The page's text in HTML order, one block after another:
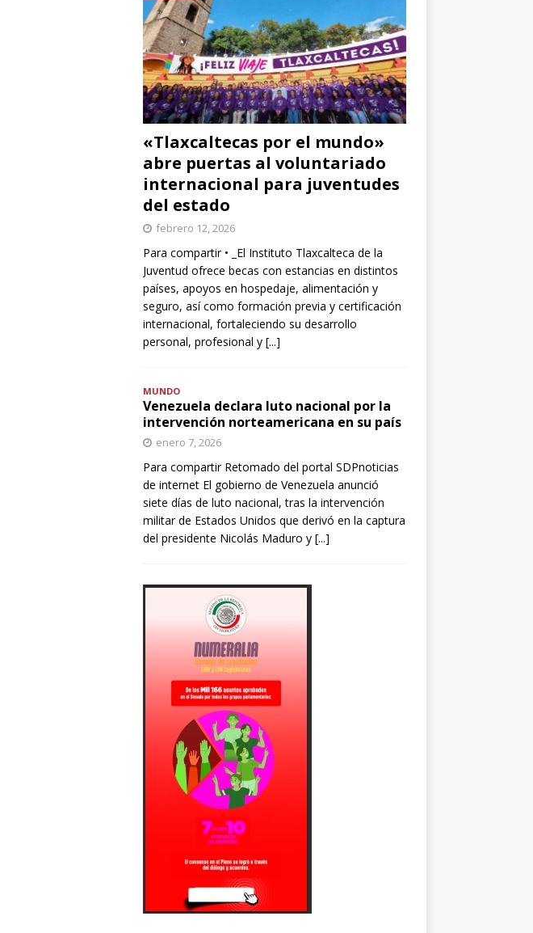
«Tlaxcaltecas por el mundo»
abre puertas al voluntariado
internacional para juventudes
del estado
febrero 12, 2026
Para compartir • _El Instituto Tlaxcalteca de la
Juventud ofrece becas con estancias en distintos
países, apoyos en hospedaje, alimentación y
seguro, así como formación previa y certificación
internacional, fortaleciendo su desarrollo
personal, profesional y [...]
MUNDO
Venezuela declara luto nacional por la
intervención norteamericana en su país
enero 7, 2026
Para compartir Retomado del portal SDPnoticias
de internet El gobierno de Venezuela anunció
siete días de luto nacional, tras la intervención
militar de Estados Unidos que derivó en la captura
del presidente Nicolás Maduro y [...]